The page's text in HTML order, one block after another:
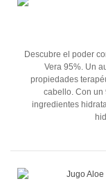
Descubre el poder
Vera 95%. Un
propiedades
cabello. Con un
ingredientes